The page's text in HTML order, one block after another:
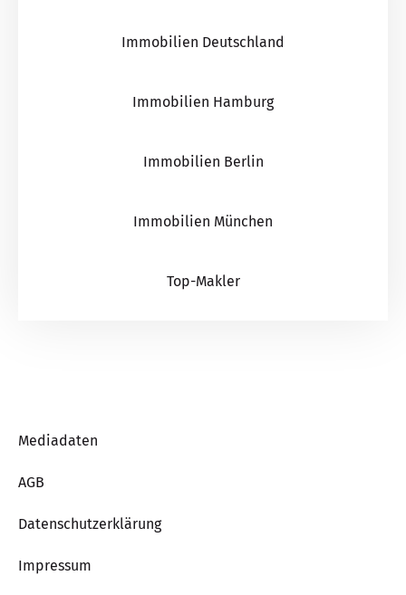
Immobilien Deutschland
Immobilien Hamburg
Immobilien Berlin
Immobilien München
Top-Makler
Mediadaten
AGB
Datenschutzerklärung
Impressum